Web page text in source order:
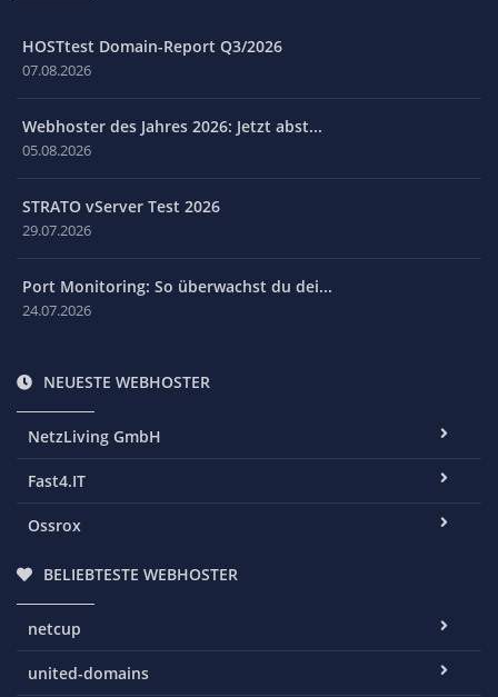
HOSTtest Domain-Report Q3/2026
07.08.2026
Webhoster des Jahres 2026: Jetzt abst...
05.08.2026
STRATO vServer Test 2026
29.07.2026
Port Monitoring: So überwachst du dei...
24.07.2026
NEUESTE WEBHOSTER
NetzLiving GmbH
Fast4.IT
Ossrox
BELIEBTESTE WEBHOSTER
netcup
united-domains